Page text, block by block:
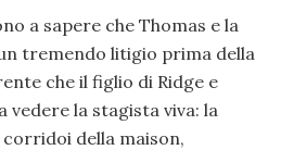
a sapere che Thomas e la
tremendo litigio prima della
che il figlio di Ridge e
vedere la stagista viva: la
della maison,